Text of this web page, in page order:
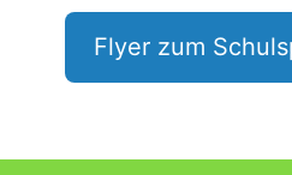
Flyer zum